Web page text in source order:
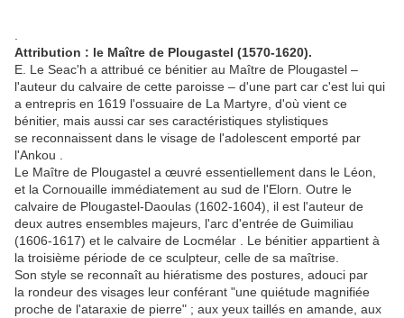
Attribution : le Maître de Plougastel (1570-1620).
E. Le Seac'h a attribué ce bénitier au Maître de Plougastel –
l'auteur du calvaire de cette paroisse – d'une part car c'est lui qui
a entrepris en 1619 l'ossuaire de La Martyre, d'où vient ce
bénitier, mais aussi car ses caractéristiques stylistiques
se reconnaissent dans le visage de l'adolescent emporté par
l'Ankou .
Le Maître de Plougastel a œuvré essentiellement dans le Léon,
et la Cornouaille immédiatement au sud de l'Elorn. Outre le
calvaire de Plougastel-Daoulas (1602-1604), il est l'auteur de
deux autres ensembles majeurs, l'arc d'entrée de Guimiliau
(1606-1617) et le calvaire de Locmélar . Le bénitier appartient à
la troisième période de ce sculpteur, celle de sa maîtrise.
Son style se reconnaît au hiératisme des postures, adouci par
la rondeur des visages leur conférant "une quiétude magnifiée
proche de l'ataraxie de pierre" ; aux yeux taillés en amande, aux